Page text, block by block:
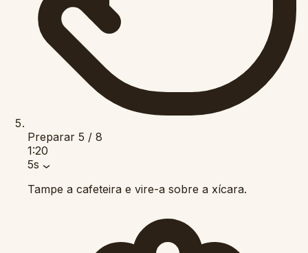
Preparar 5 / 8
1:20
5s
Tampe a cafeteira e vire-a sobre a xícara.